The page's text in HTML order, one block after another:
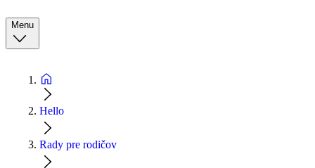
Menu
Hello
Rady pre rodičov